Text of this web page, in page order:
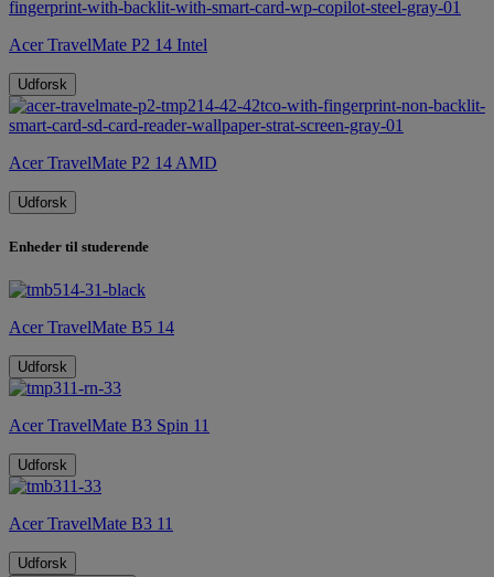
Acer TravelMate P2 14 Intel
Udforsk
Acer TravelMate P2 14 AMD
Udforsk
Enheder til studerende
Acer TravelMate B5 14
Udforsk
Acer TravelMate B3 Spin 11
Udforsk
Acer TravelMate B3 11
Udforsk